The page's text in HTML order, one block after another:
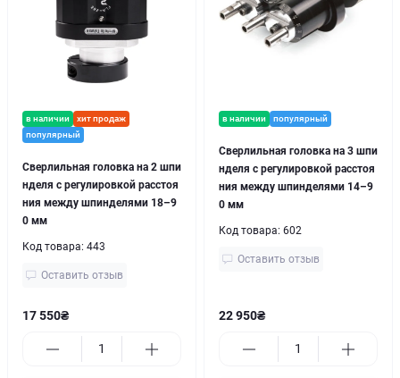
в наличии
хит продаж
популярный
Сверлильная головка на 2 шпи
нделя с регулировкой расстоя
ния между шпинделями 18–9
0 мм
Код товара: 443
Оставить отзыв
17 550₴
в наличии популярный
Сверлильная головка на 3 шпи
нделя с регулировкой расстоя
ния между шпинделями 14–9
0 мм
Код товара: 602
Оставить отзыв
22 950₴